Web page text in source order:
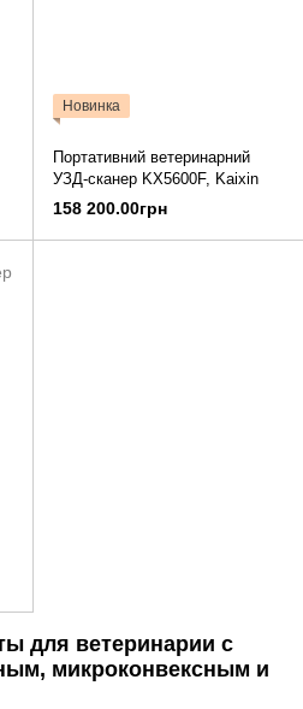
Новинка
Портативний ветеринарний
УЗД-сканер KX5600F, Kaixin
158 200.00грн
для ветеринарии с
микроконвексным и